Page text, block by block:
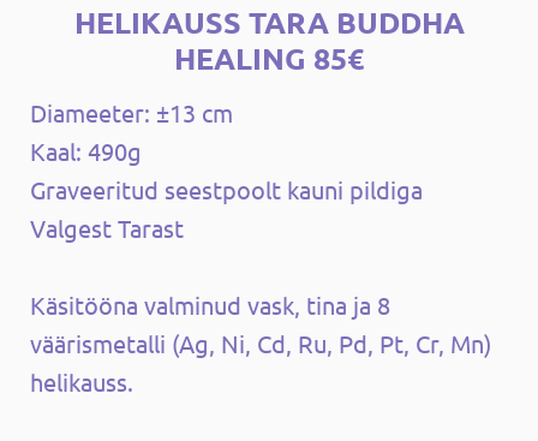
HELIKAUSS TARA BUDDHA
HEALING 85€
Diameeter: ±13 cm
Kaal: 490g
Graveeritud seestpoolt kauni pildiga
Valgest Tarast
Käsitööna valminud vask, tina ja 8
väärismetalli (Ag, Ni, Cd, Ru, Pd, Pt, Cr, Mn)
helikauss.